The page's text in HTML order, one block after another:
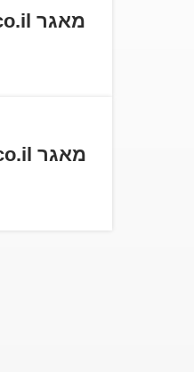
מאגר Sicumim.co.il
מאגר Sikum4U.co.il